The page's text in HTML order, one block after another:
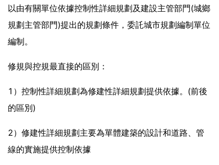
以由有關單位依據控制性詳細規劃及建設主管部門(城鄉
規劃主管部門)提出的規劃條件，委託城市規劃編制單位
編制。
修規與控規最直接的區別：
1）控制性詳細規劃為修建性詳細規劃提供依據。(前後
的區別)
2）修建性詳細規劃主要為單體建築的設計和道路、管
線的實施提供控制依據